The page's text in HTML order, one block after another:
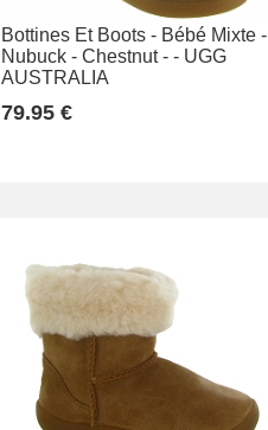
Bottines Et Boots - Bébé Mixte -
Nubuck - Chestnut - - UGG
AUSTRALIA
79.95 €